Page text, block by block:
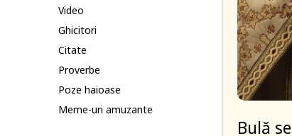
Video
Ghicitori
Citate
Proverbe
Poze haioase
Meme-uri amuzante
Bulă